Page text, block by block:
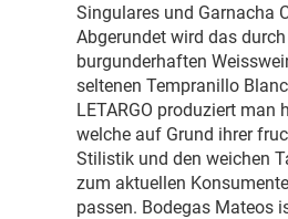
Singulares und Garnacha
Abgerundet wird das
burgunderhaften
seltenen Tempranillo
LETARGO produziert man
welche auf Grund ihrer
Stilistik und den weichen
zum aktuellen
passen. Bodegas Mateos